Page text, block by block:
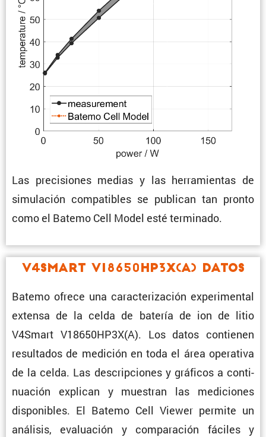
Las preci­siones medias y las herra­mientas de
simula­ción compa­ti­bles se publican tan pronto
como el Batemo Cell Model esté terminado.
V4Smart V18650HP3X(A) Datos
Batemo ofrece una carac­te­ri­za­ción experi­mental
extensa de la celda de batería de ion de litio
V4Smart V18650HP3X(A). Los datos contienen
resul­tados de medición en toda el área opera­tiva
de la celda. Las descrip­ciones y gráficos a conti­
nua­ción explican y muestran las mediciones
dispo­ni­bles. El Batemo Cell Viewer permite un
análisis, evalua­ción y compa­ra­ción fáciles y